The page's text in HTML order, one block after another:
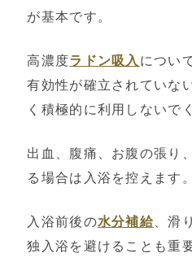
が基本です。
高濃度ラドン吸入 につい
有効性が確立されていな
く積極的に利用しないで
出血、腹痛、お腹の張り
る場合は入浴を控えます。
入浴前後の水分補給、滑
独入浴を避けることも重